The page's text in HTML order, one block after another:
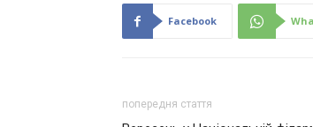
Facebook
попередня стаття